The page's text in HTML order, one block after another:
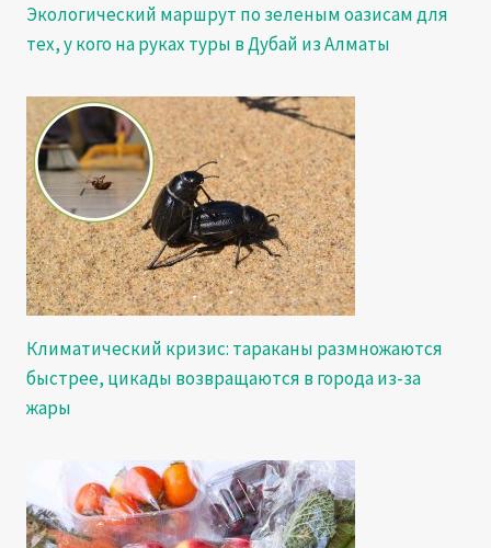
Экологический маршрут по зеленым оазисам для
тех, у кого на руках туры в Дубай из Алматы
Климатический кризис: тараканы размножаются
быстрее, цикады возвращаются в города из-за
жары